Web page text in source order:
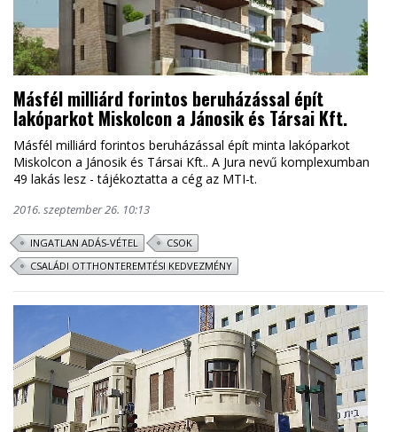
Másfél milliárd forintos beruházással épít
lakóparkot Miskolcon a Jánosik és Társai Kft.
Másfél milliárd forintos beruházással épít minta lakóparkot
Miskolcon a Jánosik és Társai Kft.. A Jura nevű komplexumban
49 lakás lesz - tájékoztatta a cég az MTI-t.
2016. szeptember 26. 10:13
INGATLAN ADÁS-VÉTEL
CSOK
CSALÁDI OTTHONTEREMTÉSI KEDVEZMÉNY